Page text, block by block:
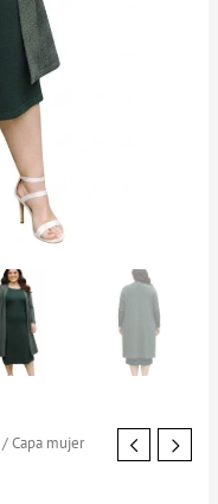
/ Capa mujer